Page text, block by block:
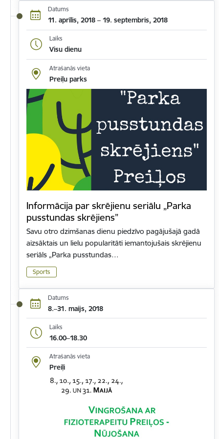
Datums
11. aprīlis, 2018 – 19. septembris, 2018
Laiks
Visu dienu
Atrašanās vieta
Preiļu parks
Informācija par skrējienu seriālu „Parka
pusstundas skrējiens”
Savu otro dzimšanas dienu piedzīvo pagājušajā gadā
aizsāktais un lielu popularitāti iemantojušais skrējienu
seriāls „Parka pusstundas…
Sports
Datums
8.–31. maijs, 2018
Laiks
16.00–18.30
Atrašanās vieta
Preiļi